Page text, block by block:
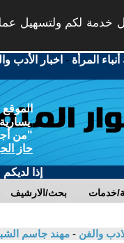
خدمة لكم ولتسهيل
المرأة - اخبار الأدب
"من
حاز
إذا
بحث/الارشيف خدمات
والفن - مهند جاسم